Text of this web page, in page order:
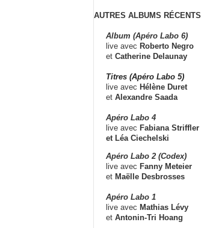
AUTRES ALBUMS RÉCENTS
Album (Apéro Labo 6)
live avec Roberto Negro
et Catherine Delaunay
Titres (Apéro Labo 5)
live avec Hélène Duret
et Alexandre Saada
Apéro Labo 4
live avec Fabiana Striffler
et Léa Ciechelski
Apéro Labo 2 (Codex)
live avec Fanny Meteier
et Maëlle Desbrosses
Apéro Labo 1
live avec Mathias Lévy
et Antonin-Tri Hoang